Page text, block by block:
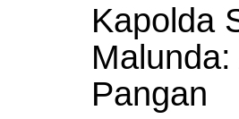
Kapolda
Pangan